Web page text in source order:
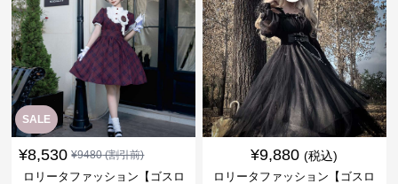
SALE
¥8,530 ¥9480(割引前)
ロリータファッション【ゴスロ
¥9,880 (税込)
ロリータファッション【ゴスロ